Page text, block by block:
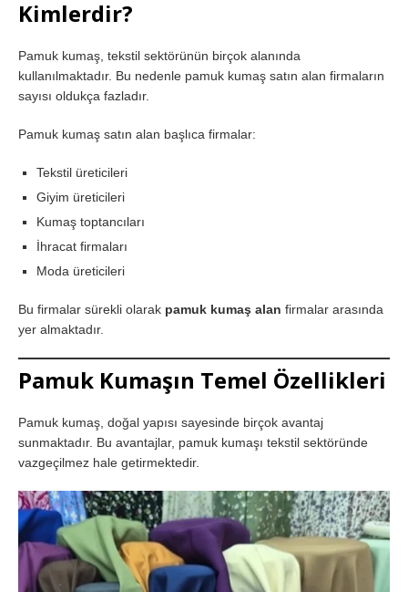
Kimlerdir?
Pamuk kumaş, tekstil sektörünün birçok alanında
kullanılmaktadır. Bu nedenle pamuk kumaş satın alan firmaların
sayısı oldukça fazladır.
Pamuk kumaş satın alan başlıca firmalar:
Tekstil üreticileri
Giyim üreticileri
Kumaş toptancıları
İhracat firmaları
Moda üreticileri
Bu firmalar sürekli olarak pamuk kumaş alan firmalar arasında
yer almaktadır.
Pamuk Kumaşın Temel Özellikleri
Pamuk kumaş, doğal yapısı sayesinde birçok avantaj
sunmaktadır. Bu avantajlar, pamuk kumaşı tekstil sektöründe
vazgeçilmez hale getirmektedir.